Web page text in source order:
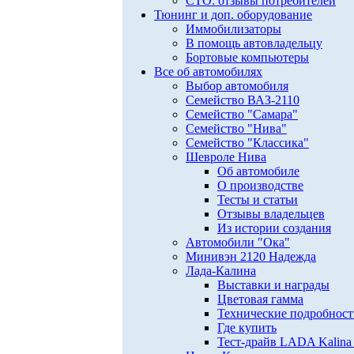
Тюнинг и доп. оборудование
Иммобилизаторы
В помощь автовладельцу
Бортовые компьютеры
Все об автомобилях
Выбор автомобиля
Семейство ВАЗ-2110
Семейство "Самара"
Семейство "Нива"
Семейство "Классика"
Шевроле Нива
Об автомобиле
О производстве
Тесты и статьи
Отзывы владельцев
Из истории создания
Автомобили "Ока"
Минивэн 2120 Надежда
Лада-Калина
Выставки и награды
Цветовая гамма
Технические
Где купить
Тест-драйв LADA Kalina